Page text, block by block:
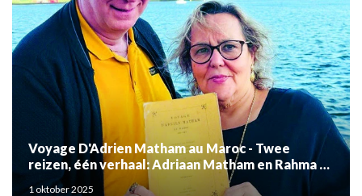
Voyage D'Adrien Matham au Maroc - Twee
reizen, één verhaal: Adriaan Matham en Rahma el
Mouden
1 oktober 2025